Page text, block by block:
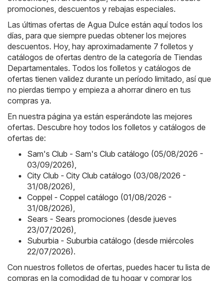
promociones, descuentos y rebajas especiales.
Las últimas ofertas de Agua Dulce están aquí todos los
días, para que siempre puedas obtener los mejores
descuentos. Hoy, hay aproximadamente 7 folletos y
catálogos de ofertas dentro de la categoría de Tiendas
Departamentales. Todos los folletos y catálogos de
ofertas tienen validez durante un período limitado, así que
no pierdas tiempo y empieza a ahorrar dinero en tus
compras ya.
En nuestra página ya están esperándote las mejores
ofertas. Descubre hoy todos los folletos y catálogos de
ofertas de:
Sam's Club - Sam's Club catálogo (05/08/2026 -
03/09/2026),
City Club - City Club catálogo (03/08/2026 -
31/08/2026),
Coppel - Coppel catálogo (01/08/2026 -
31/08/2026),
Sears - Sears promociones (desde jueves
23/07/2026),
Suburbia - Suburbia catálogo (desde miércoles
22/07/2026).
Con nuestros folletos de ofertas, puedes hacer tu lista de
compras en la comodidad de tu hogar y comprar los